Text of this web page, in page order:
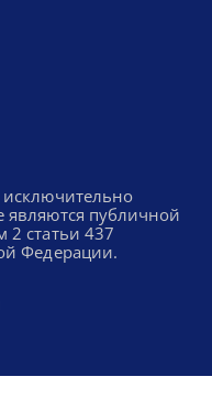
являются публичной
2 статьи 437
Федерации.